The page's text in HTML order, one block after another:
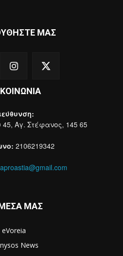
ΜΑΣ
45, Αγ. Στέφανος, 145 65
2106219342
ΜΑΣ
eVoreia
News